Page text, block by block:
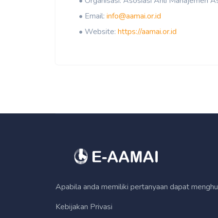
• Email: info@aamai.or.id
• Website: https://aamai.or.id
Apabila anda memiliki pertanyaan dapat
Kebijakan Privasi